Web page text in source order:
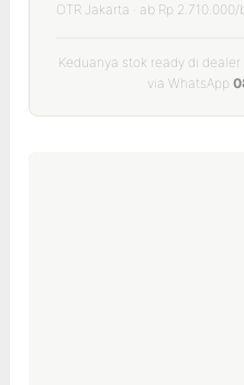
OTR Jakarta · ab Rp 2.710.000/
Keduanya stok ready di dealer
via WhatsApp